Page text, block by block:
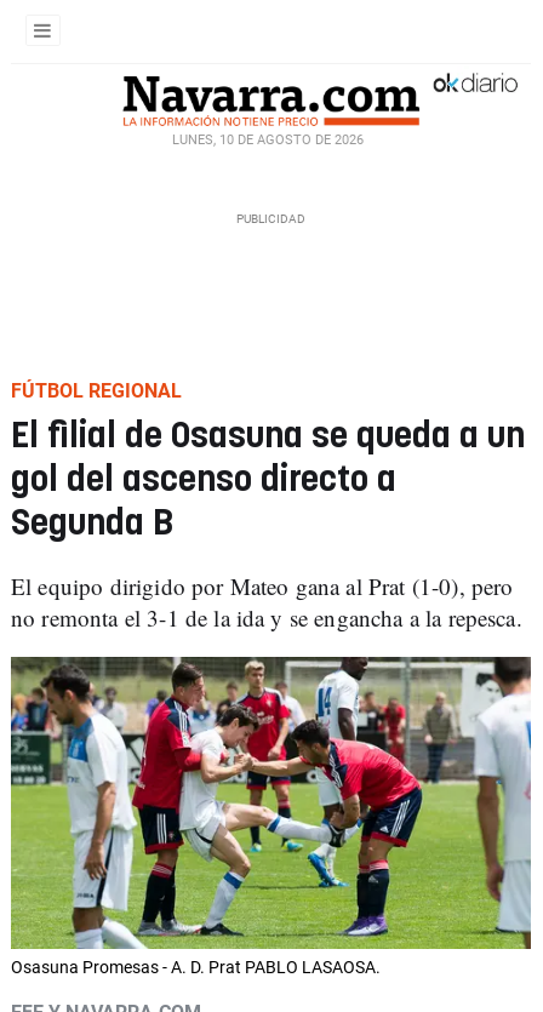
LUNES, 10 DE AGOSTO DE 2026
FÚTBOL REGIONAL
El filial de Osasuna se queda a un
gol del ascenso directo a
Segunda B
El equipo dirigido por Mateo gana al Prat (1-0), pero
no remonta el 3-1 de la ida y se engancha a la repesca.
Osasuna Promesas - A. D. Prat PABLO LASAOSA.